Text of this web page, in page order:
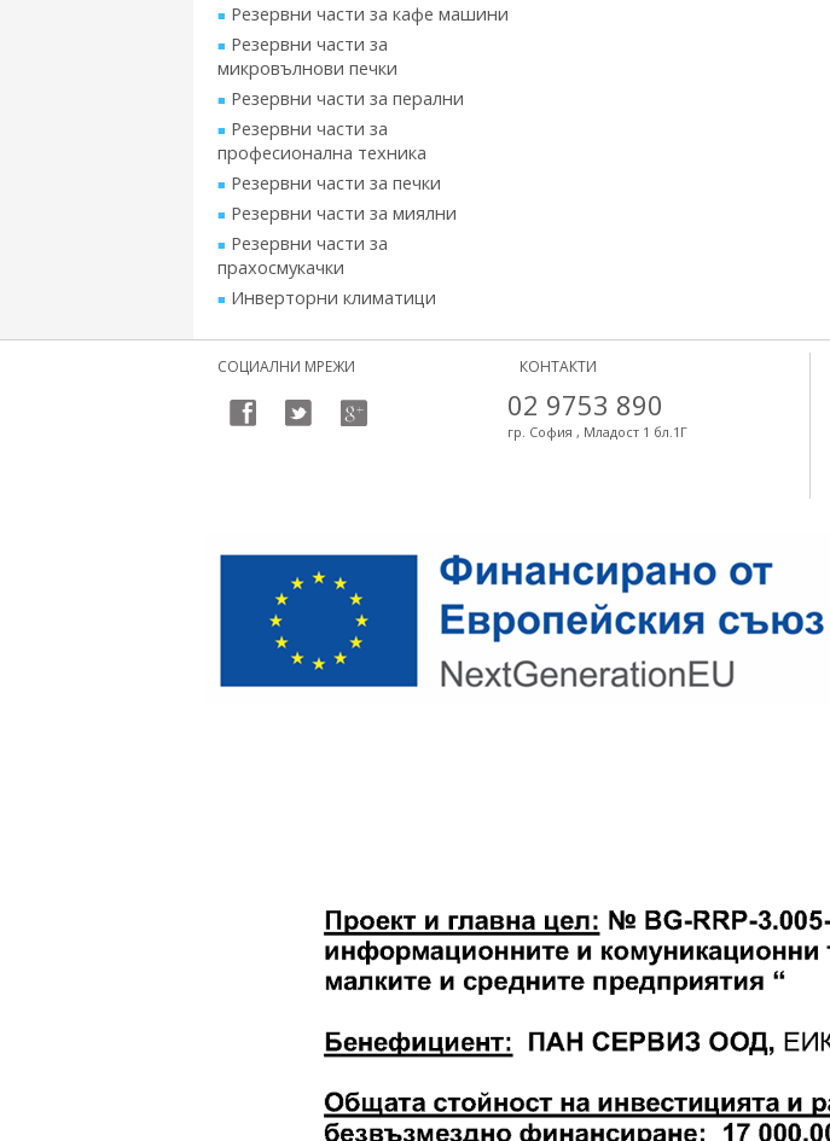
Резервни части за кафе машини
Резервни части за
микровълнови печки
Резервни части за перални
Резервни части за
професионална техника
Резервни части за печки
Резервни части за миялни
Резервни части за
прахосмукачки
Инверторни климатици
СОЦИАЛНИ МРЕЖИ КОНТАКТИ
02 9753 890
гр. София , Младост 1 бл.1Г